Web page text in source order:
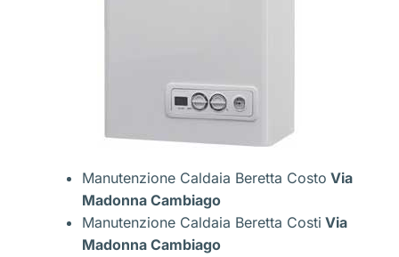
Manutenzione Caldaia Beretta Costo Via
Madonna Cambiago
Manutenzione Caldaia Beretta Costi Via
Madonna Cambiago